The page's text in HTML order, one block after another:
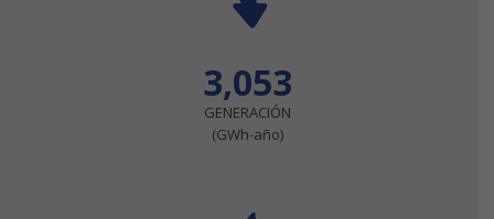
3,053
GENERACIÓN
(GWh-año)